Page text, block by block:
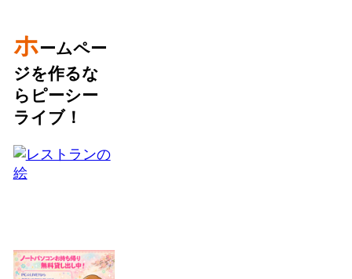
ホームペー
ジを作るな
らピーシー
ライブ！